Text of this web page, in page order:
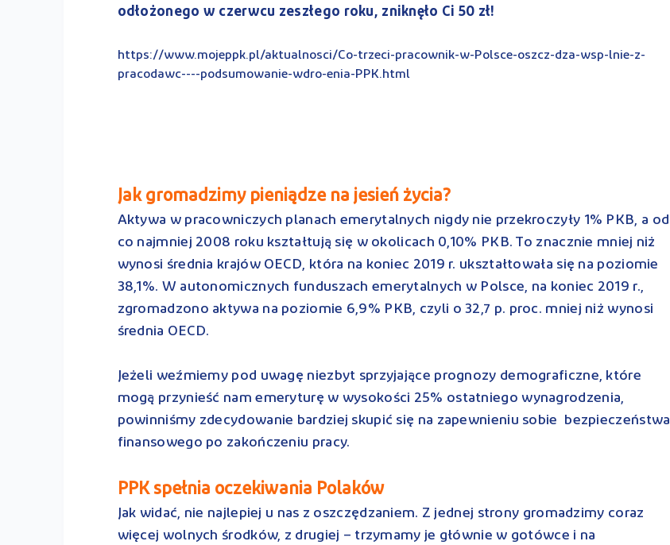
odłożonego w czerwcu zeszłego roku, zniknęło Ci 50 zł!
https://www.mojeppk.pl/aktualnosci/Co-trzeci-pracownik-w-Polsce-oszcz-dza-wsp-lnie-z-
pracodawc----podsumowanie-wdro-enia-PPK.html
Jak gromadzimy pieniądze na jesień życia?
Aktywa w pracowniczych planach emerytalnych nigdy nie przekroczyły 1% PKB, a od
co najmniej 2008 roku kształtują się w okolicach 0,10% PKB. To znacznie mniej niż
wynosi średnia krajów OECD, która na koniec 2019 r. ukształtowała się na poziomie
38,1%. W autonomicznych funduszach emerytalnych w Polsce, na koniec 2019 r.,
zgromadzono aktywa na poziomie 6,9% PKB, czyli o 32,7 p. proc. mniej niż wynosi
średnia OECD.
Jeżeli weźmiemy pod uwagę niezbyt sprzyjające prognozy demograficzne, które
mogą przynieść nam emeryturę w wysokości 25% ostatniego wynagrodzenia,
powinniśmy zdecydowanie bardziej skupić się na zapewnieniu sobie bezpieczeństwa
finansowego po zakończeniu pracy.
PPK spełnia oczekiwania Polaków
Jak widać, nie najlepiej u nas z oszczędzaniem. Z jednej strony gromadzimy coraz
więcej wolnych środków, z drugiej – trzymamy je głównie w gotówce i na